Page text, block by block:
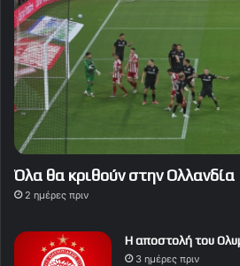
Όλα θα κριθούν στην Ολλανδία
2 ημέρες πριν
Η αποστολή του
3 ημέρες πριν